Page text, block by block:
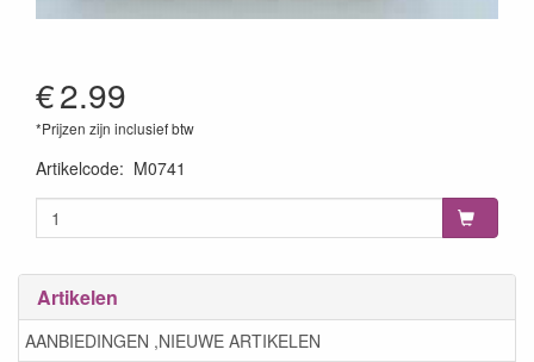
€2.99
*Prijzen zijn inclusief btw
Artikelcode: M0741
Artikelen
AANBIEDINGEN ,NIEUWE ARTIKELEN